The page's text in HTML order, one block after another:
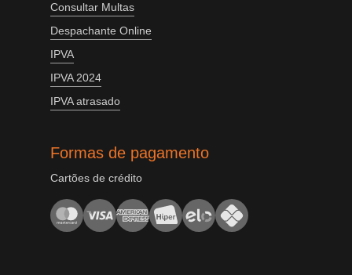
Consultar Multas
Despachante Online
IPVA
IPVA 2024
IPVA atrasado
Formas de pagamento
Cartões de crédito